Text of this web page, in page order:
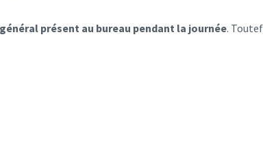
présent au bureau pendant la journée.